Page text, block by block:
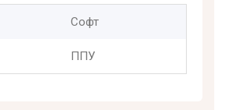
Софт
ППУ